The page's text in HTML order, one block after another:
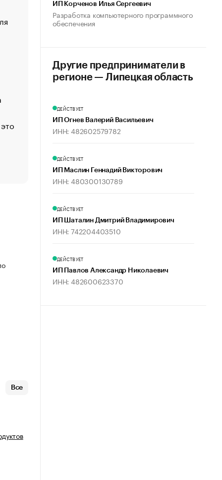
«От спорта тело стареет иначе». Как живет глава
создавшей GTA
Функции менеджмента: пять ключевых основ
управления
Стресс обеспеченных людей: почему рост доходов
пользователей
Все
ИП Корченов Илья Сергеевич
Разработка компьютерного программного
обеспечения
Другие предприниматели в
регионе — Липецкая область
ДЕЙСТВУЕТ
ИП Огнев Валерий Васильевич
ИНН: 482602579782
ДЕЙСТВУЕТ
ИП Маслин Геннадий Викторович
ИНН: 480300130789
ДЕЙСТВУЕТ
ИП Шаталин Дмитрий Владимирович
ИНН: 742204403510
ДЕЙСТВУЕТ
ИП Павлов Александр Николаевич
ИНН: 482600623370